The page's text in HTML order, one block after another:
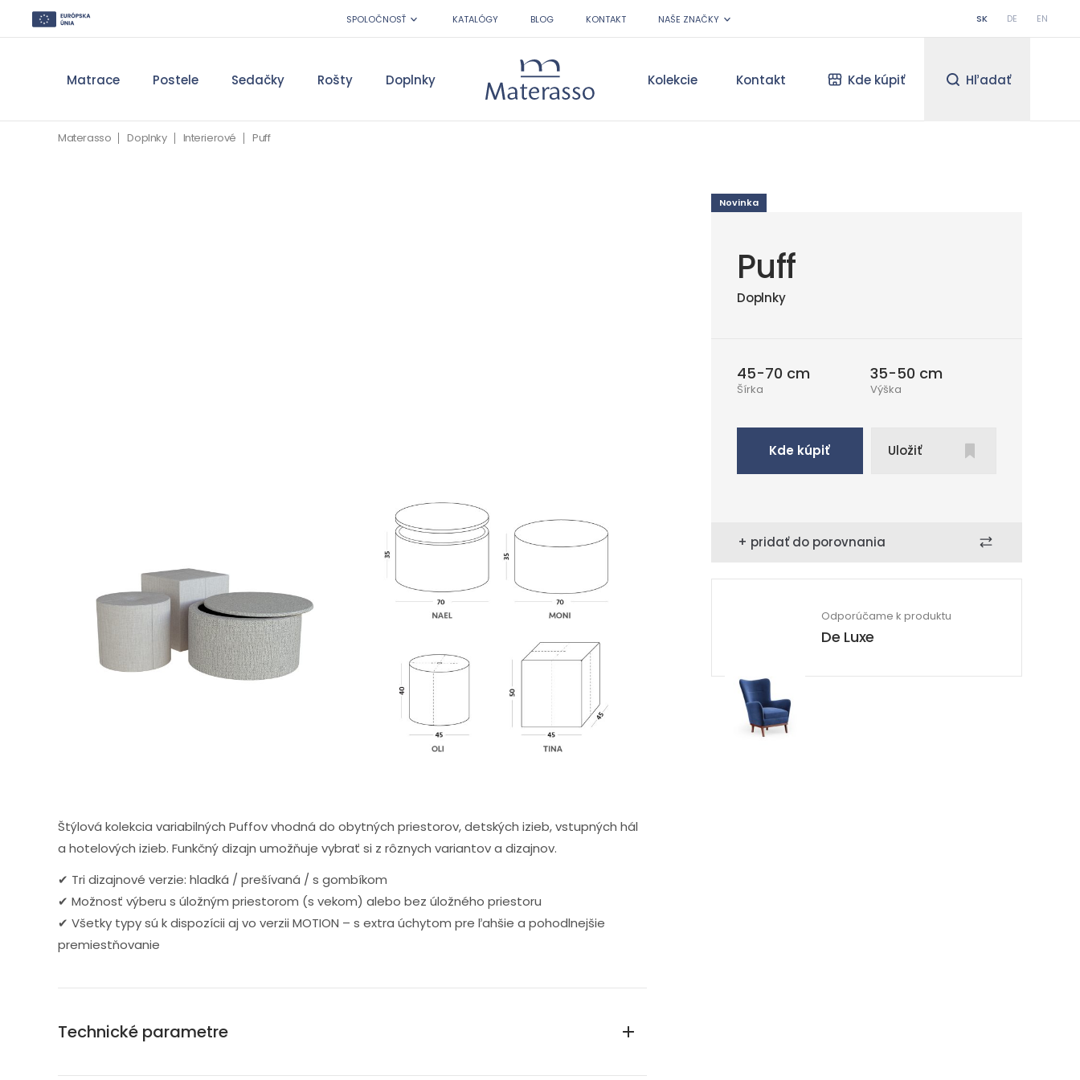
SPOLOČNOSŤ KATALÓGY BLOG KONTAKT NAŠE ZNAČKY SK DE EN
Materasso Kolekcie Kontakt Kde kúpiť Hľadať
Matrace Postele Sedačky Rošty Doplnky
Materasso Doplnky Interierové Puff
Novinka
Puff
Doplnky
Šírka
45-70 cm
Výška
35-50 cm
Kde kúpiť Uložiť
+ pridať do porovnania
Odporúčame k produktu
De Luxe
Štýlová kolekcia variabilných Puffov vhodná do obytných priestorov, detských izieb, vstupných hál
a hotelových izieb. Funkčný dizajn umožňuje vybrať si z rôznych variantov a dizajnov.
✔ Tri dizajnové verzie: hladká / prešívaná / s gombíkom
✔ Možnosť výberu s úložným priestorom (s vekom) alebo bez úložného priestoru
✔ Všetky typy sú k dispozícii aj vo verzii MOTION – s extra úchytom pre ľahšie a pohodlnejšie
premiestňovanie
Technické parametre